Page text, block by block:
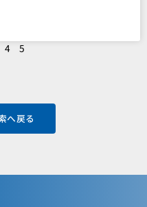
4 5
へ戻る